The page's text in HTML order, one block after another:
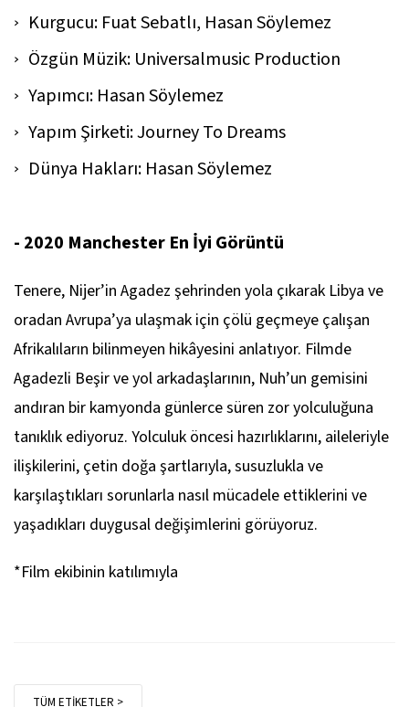
Kurgucu: Fuat Sebatlı, Hasan Söylemez
Özgün Müzik: Universalmusic Production
Yapımcı: Hasan Söylemez
Yapım Şirketi: Journey To Dreams
Dünya Hakları: Hasan Söylemez
- 2020 Manchester En İyi Görüntü
Tenere, Nijer’in Agadez şehrinden yola çıkarak Libya ve
oradan Avrupa’ya ulaşmak için çölü geçmeye çalışan
Afrikalıların bilinmeyen hikâyesini anlatıyor. Filmde
Agadezli Beşir ve yol arkadaşlarının, Nuh’un gemisini
andıran bir kamyonda günlerce süren zor yolculuğuna
tanıklık ediyoruz. Yolculuk öncesi hazırlıklarını, aileleriyle
ilişkilerini, çetin doğa şartlarıyla, susuzlukla ve
karşılaştıkları sorunlarla nasıl mücadele ettiklerini ve
yaşadıkları duygusal değişimlerini görüyoruz.
*Film ekibinin katılımıyla
TÜM ETİKETLER >